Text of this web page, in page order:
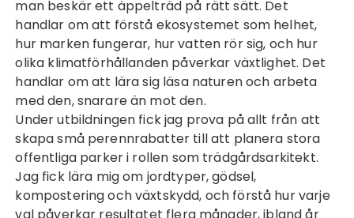
man beskär ett äppelträd på rätt sätt. Det
handlar om att förstå ekosystemet som helhet,
hur marken fungerar, hur vatten rör sig, och hur
olika klimatförhållanden påverkar växtlighet. Det
handlar om att lära sig läsa naturen och arbeta
med den, snarare än mot den.
Under utbildningen fick jag prova på allt från att
skapa små perennrabatter till att planera stora
offentliga parker i rollen som trädgårdsarkitekt.
Jag fick lära mig om jordtyper, gödsel,
kompostering och växtskydd, och förstå hur varje